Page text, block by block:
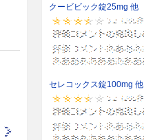
クービビック錠25mg 他
セレコックス錠100mg 他